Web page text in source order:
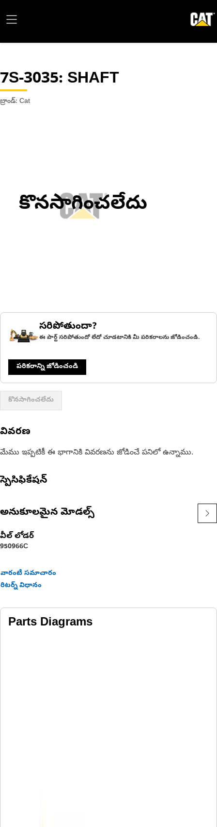
7S-3035: SHAFT
బ్రాండ్: Cat
కొనసాగించలేదు
సరిపోతుందా?
ఈ పార్ట్ సరిపోతుందో లేదో చూడటానికి మీ పరికరాలను జోడించండి.
పరికరాన్ని జోడించండి
కొనసాగించలేదు
వివరణ
మేము ఇప్పటికీ ఈ భాగానికి వివరణను జోడించే పనిలో ఉన్నాము.
స్పెసిఫికేషన్
అనుకూలమైన మోడల్స్
వీల్ లోడర్
950966C
వారంటీ సమాచారం
రిటర్న్ విధానం
Parts Diagrams